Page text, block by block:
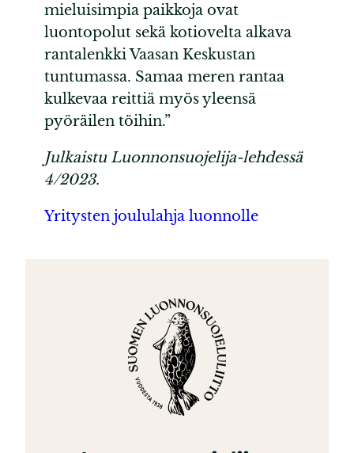
mieluisimpia paikkoja ovat
luontopolut sekä kotiovelta alkava
rantalenkki Vaasan Keskustan
tuntumassa. Samaa meren rantaa
kulkevaa reittiä myös yleensä
pyöräilen töihin.”
Julkaistu Luonnonsuojelija-lehdessä
4/2023.
Yritysten joululahja luonnolle